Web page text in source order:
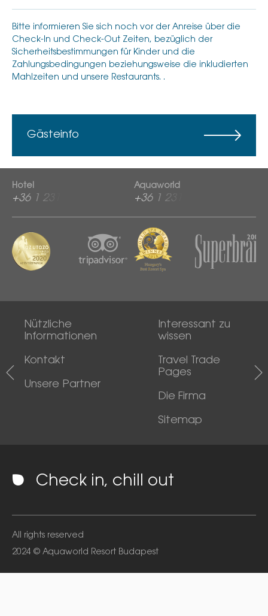
Bitte informieren Sie sich noch vor der Anreise über die
Check-In und Check-Out Zeiten, bezüglich der
Sicherheitsbestimmungen für Kinder und die
Zahlungsbedingungen beziehungsweise die inkludierten
Mahlzeiten und unsere Restaurants. .
Gästeinfo
Hotel
+36 1 2313 600
Aquaworld
+36 1 2313 760
Nützliche
Informationen
Kontakt
Unsere Partner
Interessant zu
wissen
Travel Trade
Pages
Die Firma
Sitemap
All rights reserved
2024 © Aquaworld Resort Budapest
Check in, chill out